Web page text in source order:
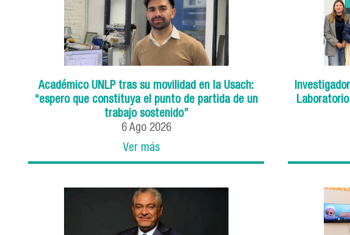
Académico UNLP tras su movilidad en la Usach:
“espero que constituya el punto de partida de un
trabajo sostenido”
6 Ago 2026
Ver más